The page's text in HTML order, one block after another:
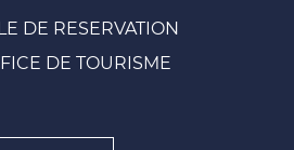
DE RESERVATION
DE TOURISME